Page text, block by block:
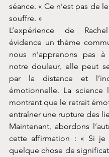
séance. « Ce n’est pas de
souffre. »
L’expérience de
évidence un thème
nous n’apprenons pas à
notre douleur, elle peut
par la distance et
émotionnelle. La science
montrant que le retrait
entraîner une rupture des
Maintenant, abordons
cette affirmation : « Si je
quelque chose de